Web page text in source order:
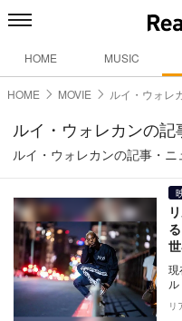
HOME MUSIC
HOME MOVIE ルイ・ウォレ
ルイ・ウォレカンの
ルイ・ウォレカンの記事・
現
リ